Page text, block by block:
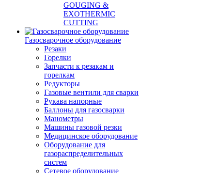
GOUGING &
EXOTHERMIC
CUTTING
Газосварочное оборудование
Резаки
Горелки
Запчасти к резакам и
горелкам
Редукторы
Газовые вентили для сварки
Рукава напорные
Баллоны для газосварки
Манометры
Машины газовой резки
Медицинское оборудование
Оборудование для
газораспределительных
систем
Сетевое оборудование